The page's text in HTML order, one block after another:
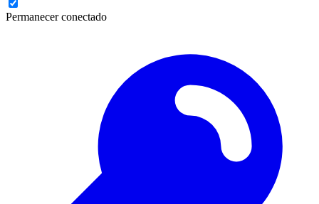
Permanecer conectado